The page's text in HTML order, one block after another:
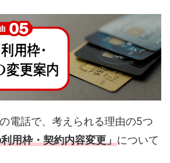
電話で、考えられる理由の5つ
用枠・契約内容変更」について